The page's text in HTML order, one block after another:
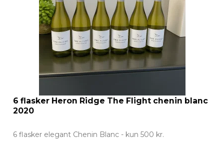
6 flasker Heron Ridge The Flight chenin blanc
2020
6 flasker elegant Chenin Blanc - kun 500 kr.